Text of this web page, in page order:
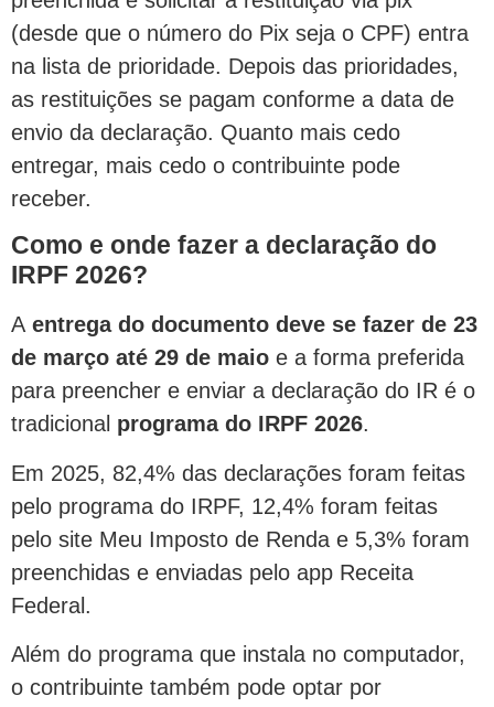
(desde que o número do Pix seja o CPF) entra
na lista de prioridade. Depois das prioridades,
as restituições se pagam conforme a data de
envio da declaração. Quanto mais cedo
entregar, mais cedo o contribuinte pode
receber.
Como e onde fazer a declaração do
IRPF 2026?
A entrega do documento deve se fazer de 23
de março até 29 de maio e a forma preferida
para preencher e enviar a declaração do IR é o
tradicional programa do IRPF 2026.
Em 2025, 82,4% das declarações foram feitas
pelo programa do IRPF, 12,4% foram feitas
pelo site Meu Imposto de Renda e 5,3% foram
preenchidas e enviadas pelo app Receita
Federal.
Além do programa que instala no computador,
o contribuinte também pode optar por